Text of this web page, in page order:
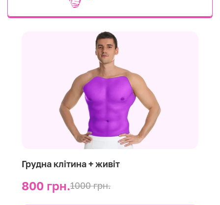
Грудна клітина + живіт
800 грн.1000 грн.